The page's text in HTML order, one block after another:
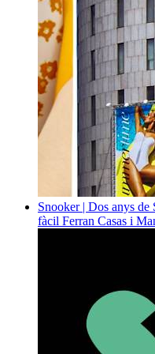
Snooker | Dos anys
fàcil Ferran Casas i